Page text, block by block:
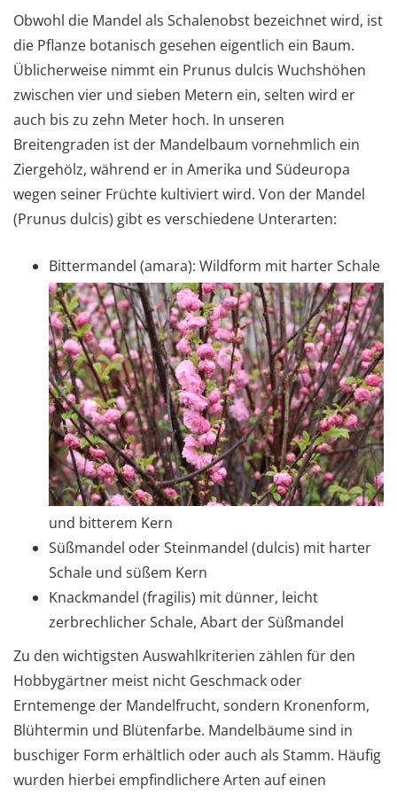
Obwohl die Mandel als Schalenobst bezeichnet wird, ist
die Pflanze botanisch gesehen eigentlich ein Baum.
Üblicherweise nimmt ein Prunus dulcis Wuchshöhen
zwischen vier und sieben Metern ein, selten wird er
auch bis zu zehn Meter hoch. In unseren
Breitengraden ist der Mandelbaum vornehmlich ein
Ziergehölz, während er in Amerika und Südeuropa
wegen seiner Früchte kultiviert wird. Von der Mandel
(Prunus dulcis) gibt es verschiedene Unterarten:
Bittermandel (amara): Wildform mit harter Schale
und bitterem Kern
Süßmandel oder Steinmandel (dulcis) mit harter
Schale und süßem Kern
Knackmandel (fragilis) mit dünner, leicht
zerbrechlicher Schale, Abart der Süßmandel
Zu den wichtigsten Auswahlkriterien zählen für den
Hobbygärtner meist nicht Geschmack oder
Erntemenge der Mandelfrucht, sondern Kronenform,
Blühtermin und Blütenfarbe. Mandelbäume sind in
buschiger Form erhältlich oder auch als Stamm. Häufig
wurden hierbei empfindlichere Arten auf einen